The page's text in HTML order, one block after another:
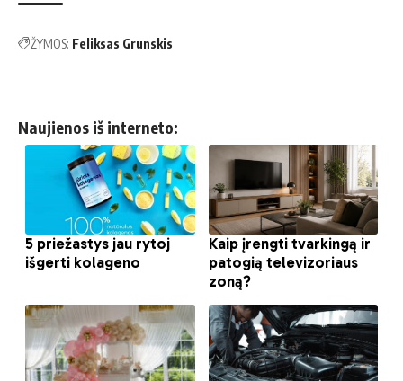
ŽYMOS: Feliksas Grunskis
Naujienos iš interneto: